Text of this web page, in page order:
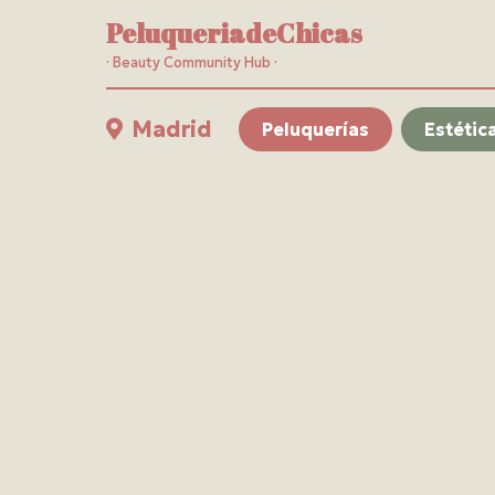
PeluqueriadeChicas
· Beauty Community Hub ·
Madrid Peluquerías